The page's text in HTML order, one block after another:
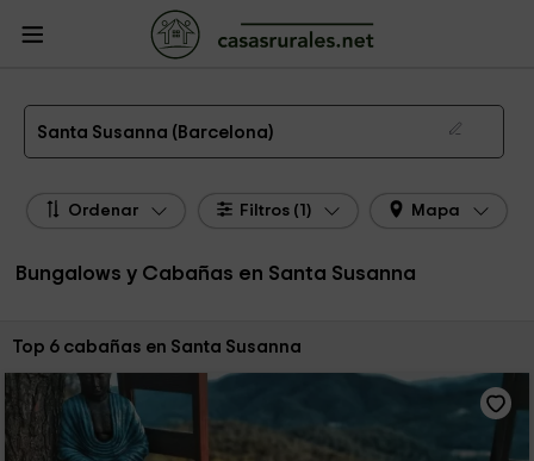
Casas Rurales
Cabañas Cataluña
Bungalows y Cabañas Barcelona
Bungalows y Cabañas
Santa Susanna (Barcelona)
Ordenar Filtros (1) Mapa
Bungalows y Cabañas en Santa Susanna
Ordenar por:
Top 6 cabañas en Santa Susanna